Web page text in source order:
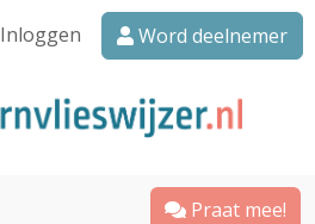
Inloggen Word deelnemer
Praat mee!